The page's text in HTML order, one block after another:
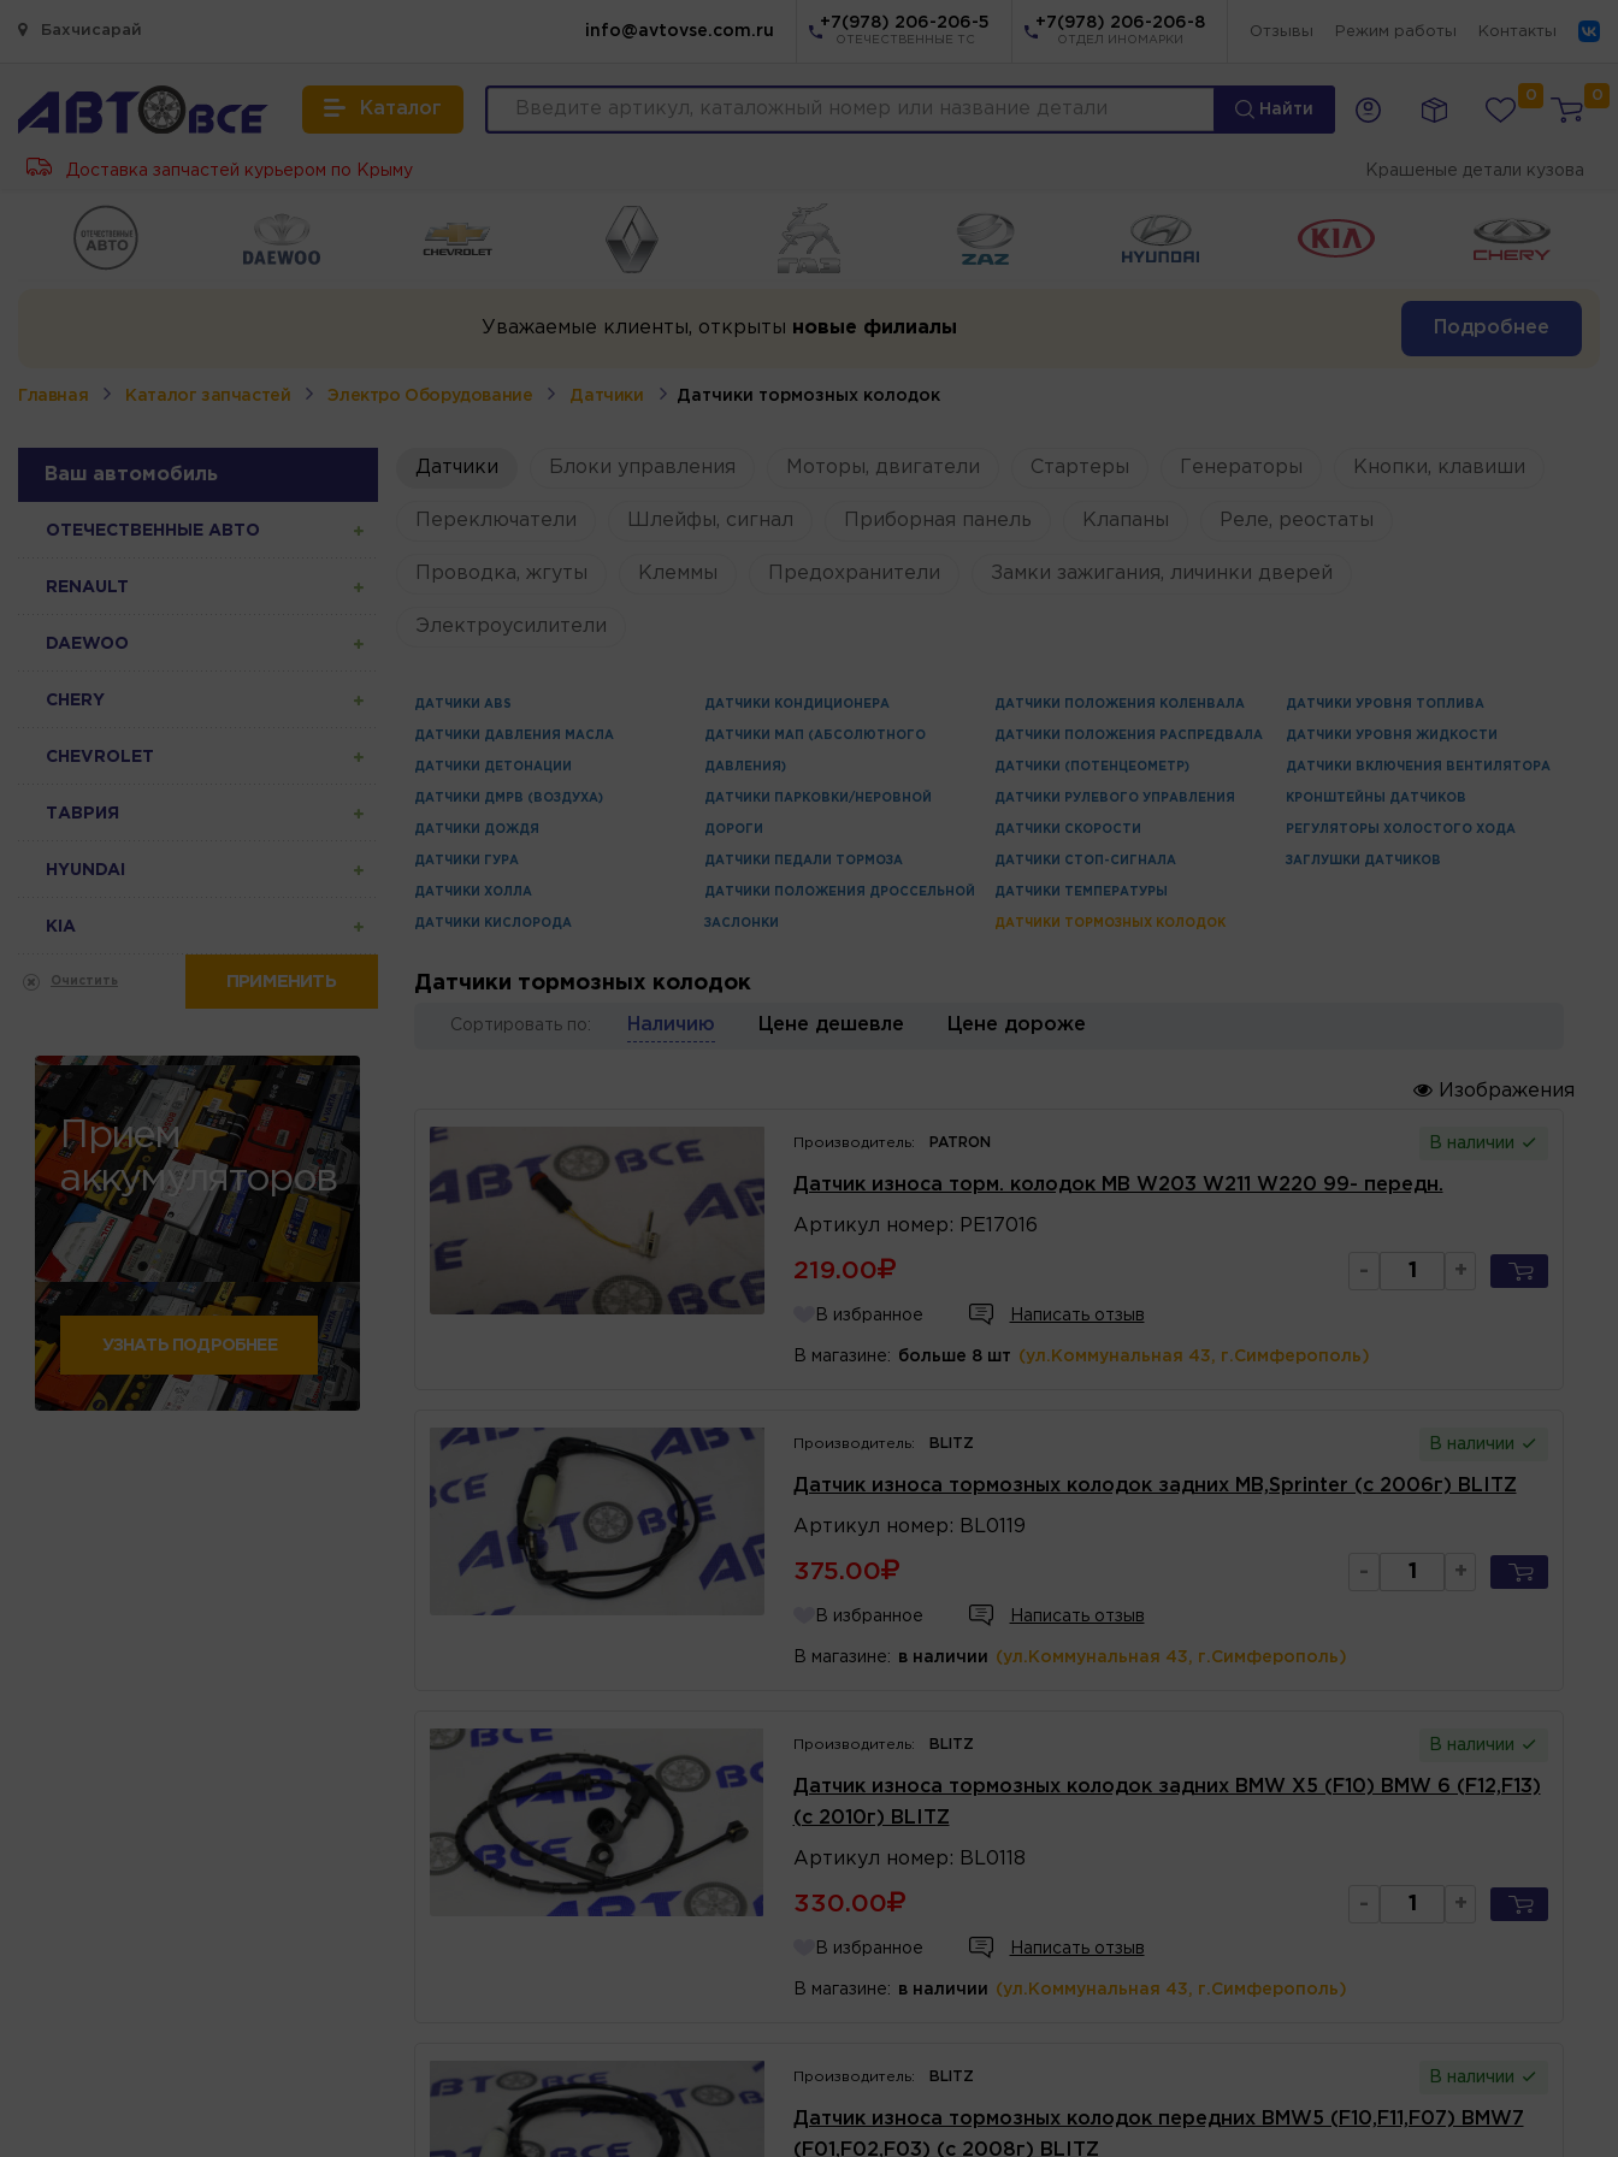
Бахчисарай info@avtovse.com.ru
+7(978) 206-206-5
ОТЕЧЕСТВЕННЫЕ ТС
+7(978) 206-206-8
ОТДЕЛ ИНОМАРКИ
Отзывы Режим работы Контакты
Каталог Найти
0 0
Доставка запчастей курьером по Крыму Крашеные детали кузова
Уважаемые клиенты, открыты новые филиалы Подробнее
Главная Каталог запчастей Электро Оборудование Датчики Датчики тормозных колодок
Ваш автомобиль
ОТЕЧЕСТВЕННЫЕ АВТО
RENAULT
DAEWOO
CHERY
CHEVROLET
ТАВРИЯ
HYUNDAI
KIA
Очистить ПРИМЕНИТЬ
Прием
аккумуляторов
УЗНАТЬ ПОДРОБНЕЕ
Датчики Блоки управления Моторы, двигатели Стартеры Генераторы Кнопки, клавиши
Переключатели Шлейфы, сигнал Приборная панель Клапаны Реле, реостаты
Проводка, жгуты Клеммы Предохранители Замки зажигания, личинки дверей
Электроусилители
ДАТЧИКИ ABS
ДАТЧИКИ ДАВЛЕНИЯ МАСЛА
ДАТЧИКИ ДЕТОНАЦИИ
ДАТЧИКИ ДМРВ (ВОЗДУХА)
ДАТЧИКИ ДОЖДЯ
ДАТЧИКИ ГУРА
ДАТЧИКИ ХОЛЛА
ДАТЧИКИ КИСЛОРОДА
ДАТЧИКИ КОНДИЦИОНЕРА
ДАТЧИКИ МАП (АБСОЛЮТНОГО
ДАВЛЕНИЯ)
ДАТЧИКИ ПАРКОВКИ/НЕРОВНОЙ
ДОРОГИ
ДАТЧИКИ ПЕДАЛИ ТОРМОЗА
ДАТЧИКИ ПОЛОЖЕНИЯ ДРОССЕЛЬНОЙ
ЗАСЛОНКИ
ДАТЧИКИ ПОЛОЖЕНИЯ КОЛЕНВАЛА
ДАТЧИКИ ПОЛОЖЕНИЯ РАСПРЕДВАЛА
ДАТЧИКИ (ПОТЕНЦЕОМЕТР)
ДАТЧИКИ РУЛЕВОГО УПРАВЛЕНИЯ
ДАТЧИКИ СКОРОСТИ
ДАТЧИКИ СТОП-СИГНАЛА
ДАТЧИКИ ТЕМПЕРАТУРЫ
ДАТЧИКИ ТОРМОЗНЫХ КОЛОДОК
ДАТЧИКИ УРОВНЯ ТОПЛИВА
ДАТЧИКИ УРОВНЯ ЖИДКОСТИ
ДАТЧИКИ ВКЛЮЧЕНИЯ ВЕНТИЛЯТОРА
КРОНШТЕЙНЫ ДАТЧИКОВ
РЕГУЛЯТОРЫ ХОЛОСТОГО ХОДА
ЗАГЛУШКИ ДАТЧИКОВ
Датчики тормозных колодок
Сортировать по: Наличию Цене дешевле Цене дороже
Изображения
Производитель: PATRON В наличии
Датчик износа торм. колодок MB W203 W211 W220 99- передн.
Артикул номер : PE17016
219.00 - +
В избранное Написать отзыв
В магазине: больше 8 шт (ул.Коммунальная 43, г.Симферополь)
Производитель: BLITZ В наличии
Датчик износа тормозных колодок задних MB,Sprinter (с 2006г) BLITZ
Артикул номер : BL0119
375.00 - +
В избранное Написать отзыв
В магазине: в наличии (ул.Коммунальная 43, г.Симферополь)
Производитель: BLITZ В наличии
Датчик износа тормозных колодок задних BMW X5 (F10) BMW 6 (F12,F13)
(с 2010г) BLITZ
Артикул номер : BL0118
330.00 - +
В избранное Написать отзыв
В магазине: в наличии (ул.Коммунальная 43, г.Симферополь)
Производитель: BLITZ В наличии
Датчик износа тормозных колодок передних BMW5 (F10,F11,F07) BMW7
(F01,F02,F03) (с 2008г) BLITZ